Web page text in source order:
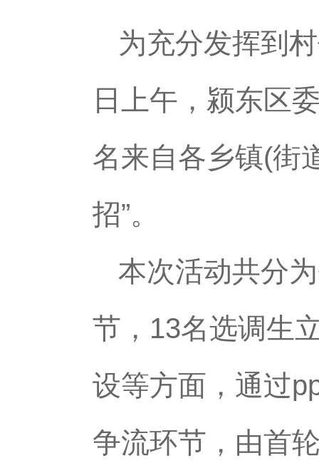
为充分发挥到
日上午，颍东区
名来自各乡镇(街
招”。
本次活动共分
节，13名选调生
设等方面，通过
争流环节，由首